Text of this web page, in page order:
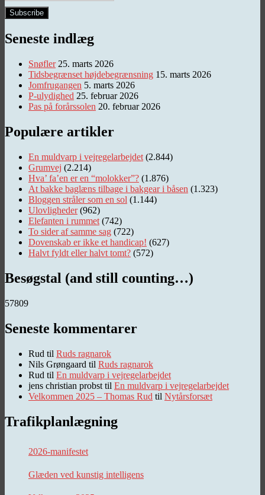
Seneste indlæg
Snøfler 25. marts 2026
Tidsbegrænset højdebegrænsning 15. marts 2026
Jomfrugangen 5. marts 2026
P-ulydighed 25. februar 2026
Pas på forårssolen 20. februar 2026
Populære artikler
En muldvarp i vejregelarbejdet (2.844)
Grumvej (2.214)
Hva’ fa’en er en “molokker”? (1.876)
At bakke baglæns tilbage i bakgear i båsen (1.323)
Bloggen stråler som en sol (1.144)
Ulovligheder (962)
Elefanten i rummet (742)
To sider af samme sag (722)
Dovenskab er ikke et handicap! (627)
Halvt fyldt eller halvt tomt? (572)
Besøgstal (and still counting…)
57809
Seneste kommentarer
Rud til Ruds ragnarok
Nils Grøngaard til Ruds ragnarok
Rud til En muldvarp i vejregelarbejdet
jens christian probst til En muldvarp i vejregelarbejdet
Velkommen 2025 – Thomas Rud til Nytårsforsæt
Trafikplanlægning
2026-manifestet
Glæden ved kunstig intelligens